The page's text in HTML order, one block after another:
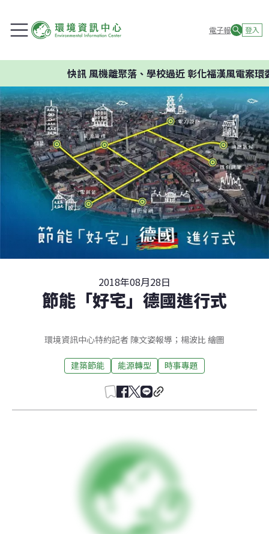
電子報 登入
風機離聚落、學校過近 彰化福漢風電案環委建
2018年08月28日
節能「好宅」德國進行式
環境資訊中心特約記者 陳文姿報導；楊波比 繪圖
建築節能 能源轉型 時事專題